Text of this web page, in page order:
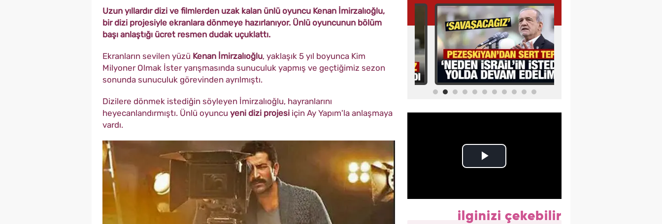
Uzun yıllardır dizi ve filmlerden uzak kalan ünlü oyuncu Kenan İmirzalıoğlu,
bir dizi projesiyle ekranlara dönmeye hazırlanıyor. Ünlü oyuncunun bölüm
başı anlaştığı ücret resmen dudak uçuklattı.
Ekranların sevilen yüzü Kenan İmirzalıoğlu, yaklaşık 5 yıl boyunca Kim
Milyoner Olmak İster yarışmasında sunuculuk yapmış ve geçtiğimiz sezon
sonunda sunuculuk görevinden ayrılmıştı.
Dizilere dönmek istediğin söyleyen İmirzalıoğlu, hayranlarını
heyecanlandırmıştı. Ünlü oyuncu yeni dizi projesi için Ay Yapım'la anlaşmaya
vardı.
ilginizi çekebilir